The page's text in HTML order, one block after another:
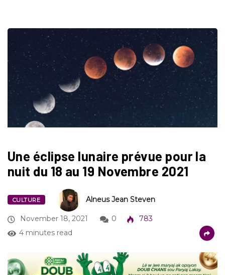
Une éclipse lunaire prévue pour la
nuit du 18 au 19 Novembre 2021
CULTURE Alneus Jean Steven
November 18, 2021 0
783
4 minutes read